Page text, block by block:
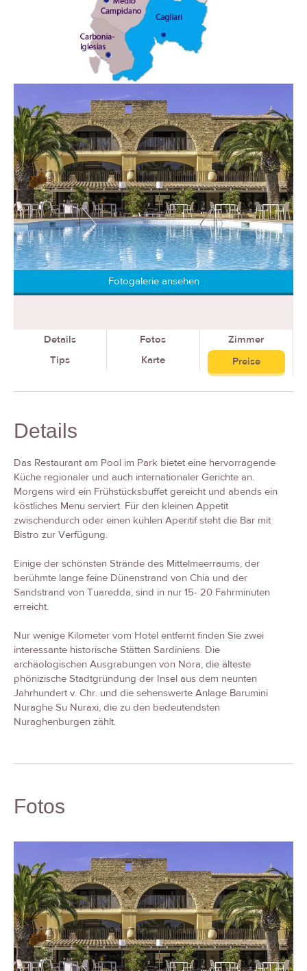
Fotogalerie ansehen
Details Fotos
Zimmer
Tips
Karte Preise
Details
Das Restaurant am Pool im Park bietet eine hervorragende
Küche regionaler und auch internationaler Gerichte an.
Morgens wird ein Frühstücksbuffet gereicht und abends ein
köstliches Menu serviert. Für den kleinen Appetit
zwischendurch oder einen kühlen Aperitif steht die Bar mit
Bistro zur Verfügung.
Einige der schönsten Strände des Mittelmeerraums, der
berühmte lange feine Dünenstrand von Chia und der
Sandstrand von Tuaredda, sind in nur 15- 20 Fahrminuten
erreicht.
Nur wenige Kilometer vom Hotel entfernt finden Sie zwei
interessante historische Stätten Sardiniens. Die
archäologischen Ausgrabungen von Nora, die älteste
phönizische Stadtgründung der Insel aus dem neunten
Jahrhundert v. Chr. und die sehenswerte Anlage Barumini
Nuraghe Su Nuraxi, die zu den bedeutendsten
Nuraghenburgen zählt.
Fotos